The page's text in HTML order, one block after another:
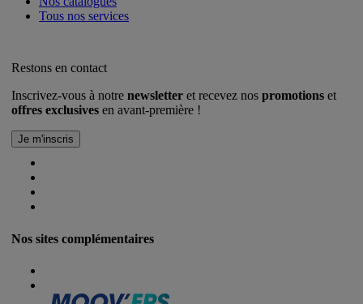
Tous nos services
Restons en contact
Inscrivez-vous à notre newsletter et recevez nos promotions et
offres exclusives en avant-première !
Nos sites complémentaires